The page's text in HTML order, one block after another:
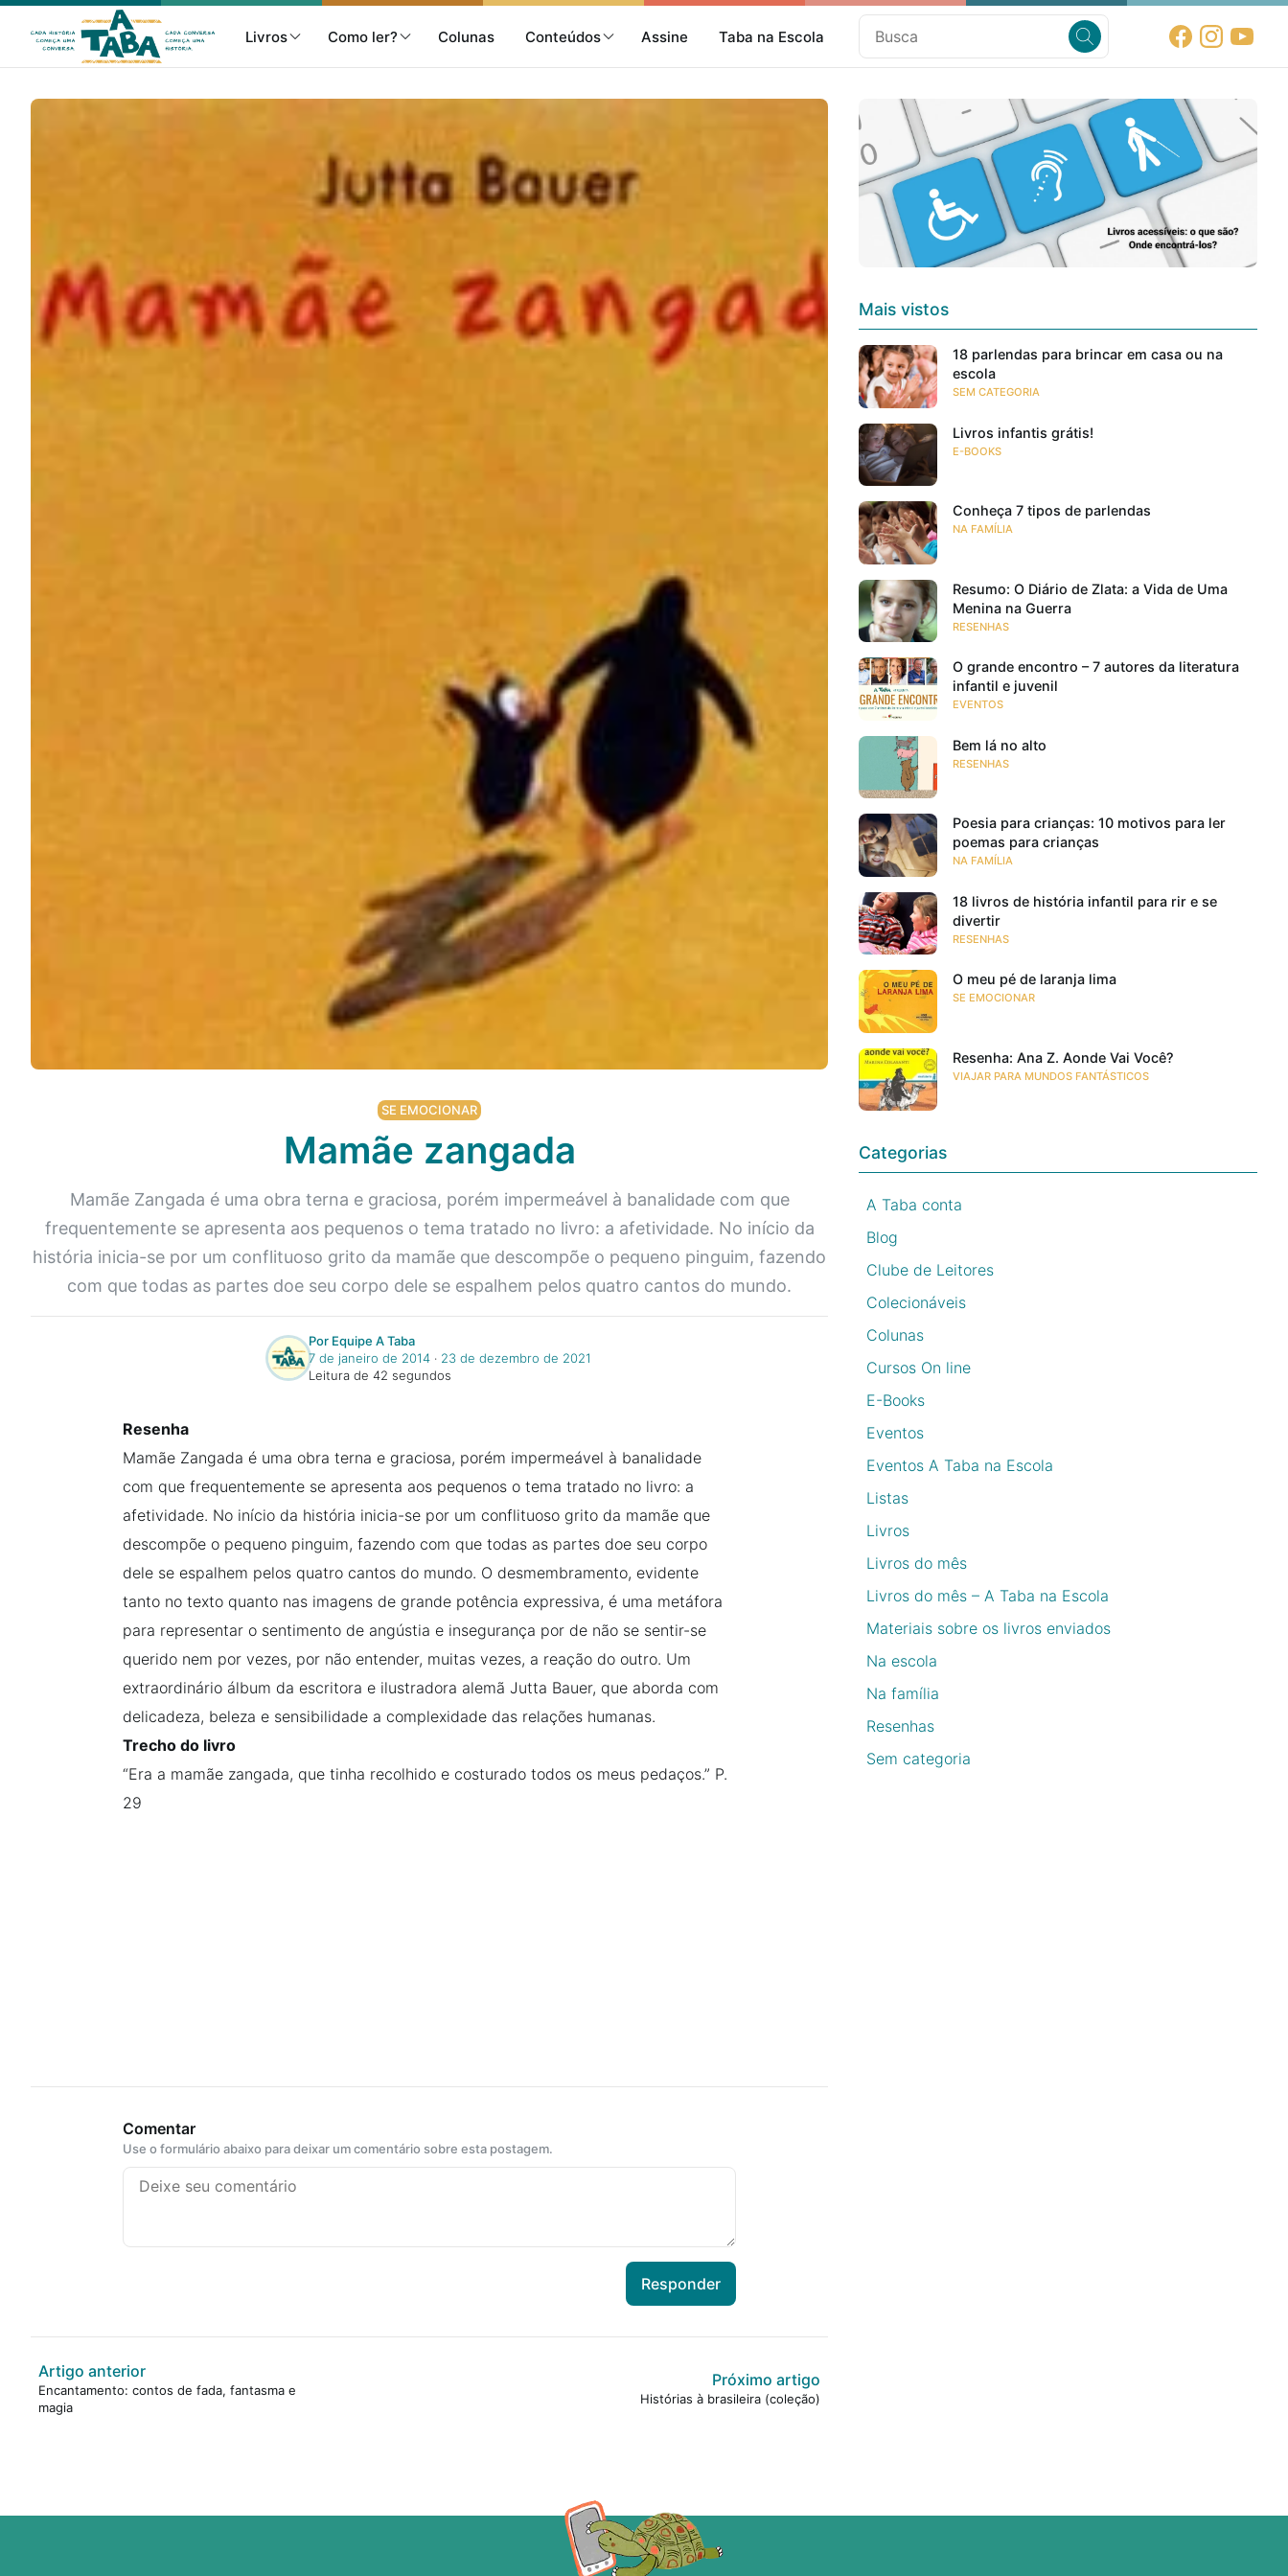
Livros Como ler? Colunas Conteúdos Assine Taba na Escola
Clube de Leitores
Listas
SE EMOCIONAR
Mamãe zangada
Mamãe Zangada é uma obra terna e graciosa, porém impermeável à banalidade com que
frequentemente se apresenta aos pequenos o tema tratado no livro: a afetividade. No início da
história inicia-se por um conflituoso grito da mamãe que descompõe o pequeno pinguim, fazendo
com que todas as partes doe seu corpo dele se espalhem pelos quatro cantos do mundo.
Por Equipe A Taba
7 de janeiro de 2014‧ 23 de dezembro de 2021
Leitura de 42 segundos
Resenha
Mamãe Zangada é uma obra terna e graciosa, porém impermeável à banalidade
com que frequentemente se apresenta aos pequenos o tema tratado no livro: a
afetividade. No início da história inicia-se por um conflituoso grito da mamãe que
descompõe o pequeno pinguim, fazendo com que todas as partes doe seu corpo
dele se espalhem pelos quatro cantos do mundo. O desmembramento, evidente
tanto no texto quanto nas imagens de grande potência expressiva, é uma metáfora
para representar o sentimento de angústia e insegurança por de não se sentir-se
querido nem por vezes, por não entender, muitas vezes, a reação do outro. Um
extraordinário álbum da escritora e ilustradora alemã Jutta Bauer, que aborda com
delicadeza, beleza e sensibilidade a complexidade das relações humanas.
Trecho do livro
“Era a mamãe zangada, que tinha recolhido e costurado todos os meus pedaços.” P.
29
Comentar
Use o formulário abaixo para deixar um comentário sobre esta postagem.
Responder
Artigo anterior
Encantamento: contos de fada, fantasma e
magia
Próximo artigo
Histórias à brasileira (coleção)
Mais vistos
18 parlendas para brincar em casa ou na
escola
SEM CATEGORIA
Livros infantis grátis!
E-BOOKS
Conheça 7 tipos de parlendas
NA FAMÍLIA
Resumo: O Diário de Zlata: a Vida de Uma
Menina na Guerra
RESENHAS
O grande encontro – 7 autores da literatura
infantil e juvenil
EVENTOS
Bem lá no alto
RESENHAS
Poesia para crianças: 10 motivos para ler
poemas para crianças
NA FAMÍLIA
18 livros de história infantil para rir e se
divertir
RESENHAS
O meu pé de laranja lima
SE EMOCIONAR
Resenha: Ana Z. Aonde Vai Você?
VIAJAR PARA MUNDOS FANTÁSTICOS
Categorias
A Taba conta
Blog
Clube de Leitores
Colecionáveis
Colunas
Cursos On line
E-Books
Eventos
Eventos A Taba na Escola
Listas
Livros
Livros do mês
Livros do mês – A Taba na Escola
Materiais sobre os livros enviados
Na escola
Na família
Resenhas
Sem categoria